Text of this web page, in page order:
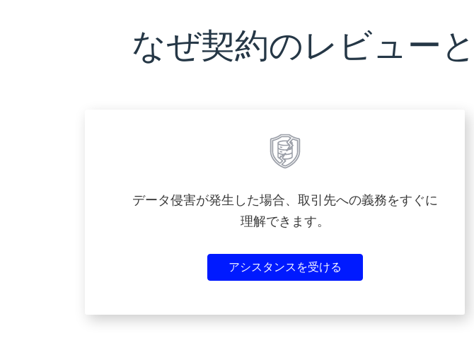
なぜ契約のレビュー
データ侵害が発生した場合、取引先への義務をすぐに
理解できます。
アシスタンスを受ける